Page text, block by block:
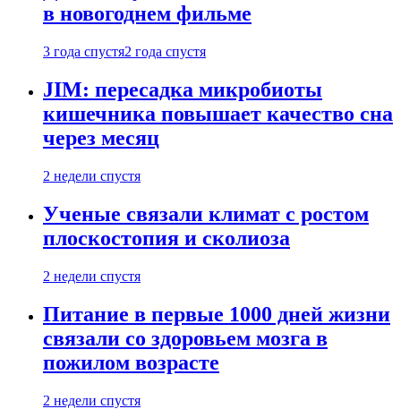
в новогоднем фильме
3 года спустя2 года спустя
JIM: пересадка микробиоты
кишечника повышает качество сна
через месяц
2 недели спустя
Ученые связали климат с ростом
плоскостопия и сколиоза
2 недели спустя
Питание в первые 1000 дней жизни
связали со здоровьем мозга в
пожилом возрасте
2 недели спустя